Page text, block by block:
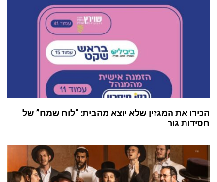
הכירו את המגזין שלא יוצא מהבית: “לוח שמח” של
חסידות גור